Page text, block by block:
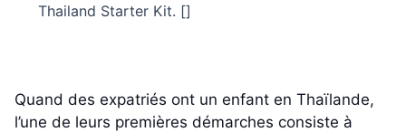
Thailand Starter Kit. []
Quand des expatriés ont un enfant en Thaïlande,
l’une de leurs premières démarches consiste à